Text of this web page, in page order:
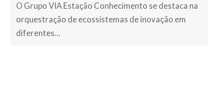
O Grupo VIA Estação Conhecimento se destaca na
orquestração de ecossistemas de inovação em
diferentes…